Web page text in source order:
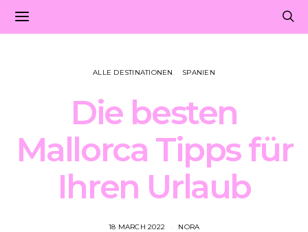
ALLE DESTINATIONEN SPANIEN
Die besten
Mallorca Tipps für
Ihren Urlaub
18 MARCH 2022 NORA